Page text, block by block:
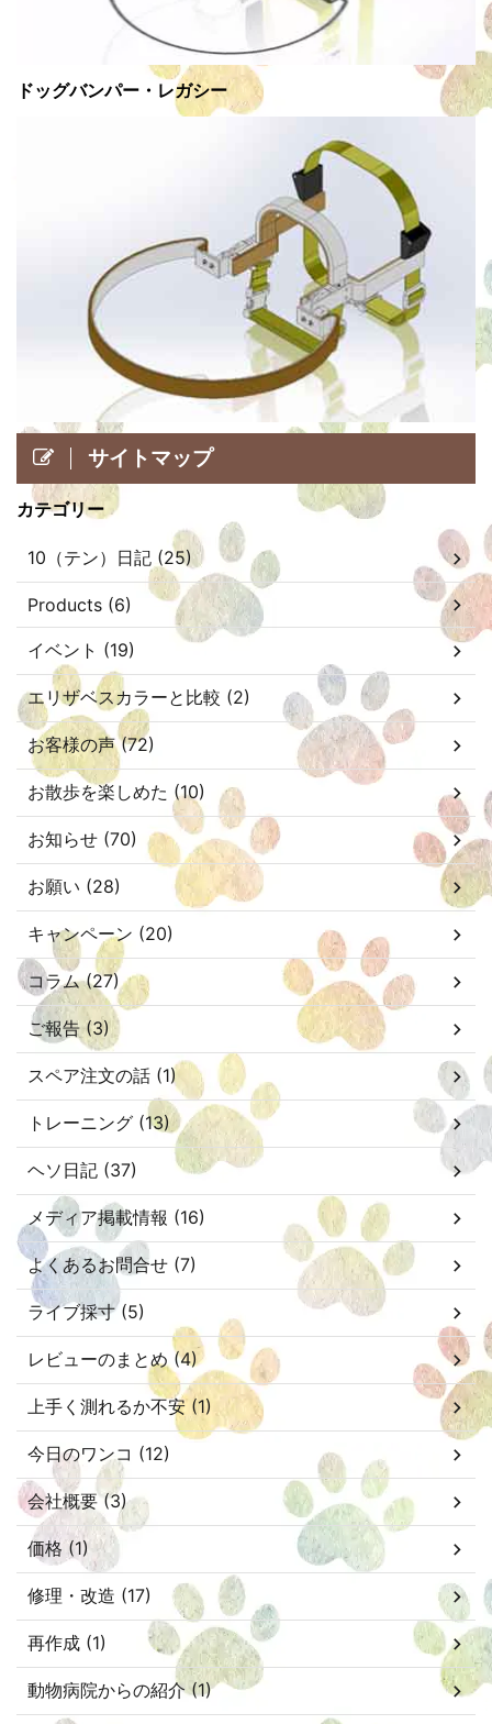
ドッグバンパー・レガシー
サイトマップ
カテゴリー
10（テン）日記 (25)
Products (6)
イベント (19)
エリザベスカラーと比較 (2)
お客様の声 (72)
お散歩を楽しめた (10)
お知らせ (70)
お願い (28)
キャンペーン (20)
コラム (27)
ご報告 (3)
スペア注文の話 (1)
トレーニング (13)
ヘソ日記 (37)
メディア掲載情報 (16)
よくあるお問合せ (7)
ライブ採寸 (5)
レビューのまとめ (4)
上手く測れるか不安 (1)
今日のワンコ (12)
会社概要 (3)
価格 (1)
修理・改造 (17)
再作成 (1)
動物病院からの紹介 (1)